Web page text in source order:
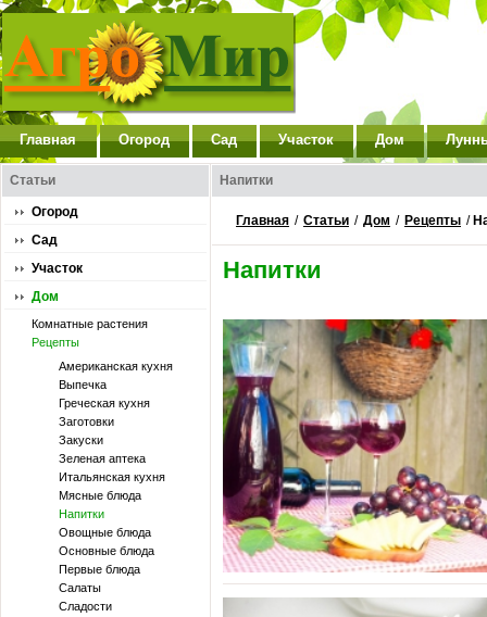
Главная Огород Сад Участок Дом
Статьи
Огород
Сад
Участок
Дом
Комнатные растения
Рецепты
Американская кухня
Выпечка
Греческая кухня
Заготовки
Закуски
Зеленая аптека
Итальянская кухня
Мясные блюда
Напитки
Овощные блюда
Основные блюда
Первые блюда
Салаты
Сладости
Напитки
Главная / Статьи / Дом / Рецепты /
Напитки